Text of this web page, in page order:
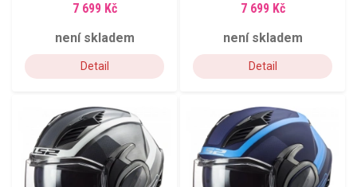
7 699 Kč
není skladem
Detail
7 699 Kč
není skladem
Detail